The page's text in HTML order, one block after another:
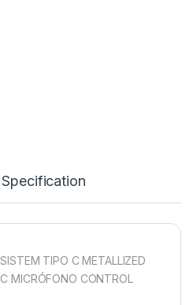
Specification
TIPO C METALLIZED
MICRÓFONO CONTROL